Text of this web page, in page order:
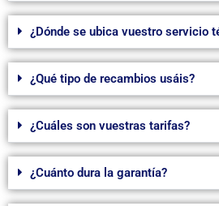
¿Dónde se ubica vuestro servicio
¿Qué tipo de recambios usáis?
¿Cuáles son vuestras tarifas?
¿Cuánto dura la garantía?